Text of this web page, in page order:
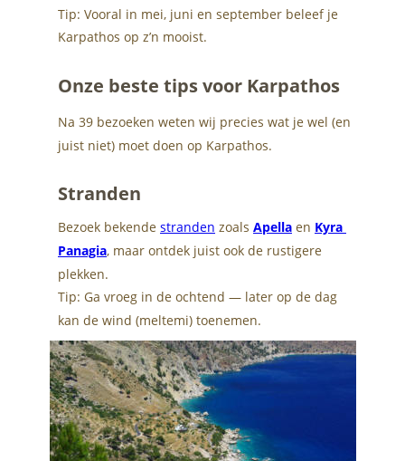
Tip: Vooral in mei, juni en september beleef je
Karpathos op z’n mooist.
Onze beste tips voor Karpathos
Na 39 bezoeken weten wij precies wat je wel (en
juist niet) moet doen op Karpathos.
Stranden
Bezoek bekende stranden zoals Apella en Kyra
Panagia, maar ontdek juist ook de rustigere
plekken.
Tip: Ga vroeg in de ochtend — later op de dag
kan de wind (meltemi) toenemen.